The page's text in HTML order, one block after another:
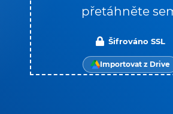
přetáhněte
Šifrováno SSL
Importovat z Drive